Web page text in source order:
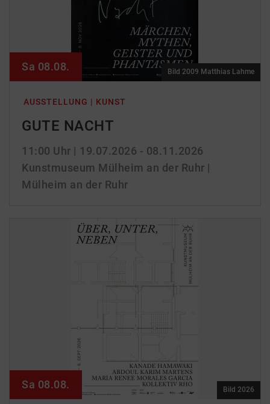
AUSSTELLUNG | KUNST
GUTE NACHT
11:00 Uhr | 19.07.2026 - 08.11.2026
Kunstmuseum Mülheim an der Ruhr |
Mülheim an der Ruhr
Sa 08.08. Bild 2009 Matthias Lahme
Sa 08.08. Bild 2026